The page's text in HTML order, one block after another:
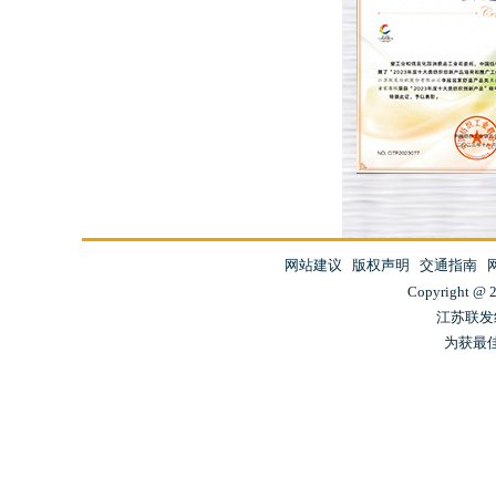
网站建议 版权声明 交通指南
Copyright @
江苏联
为获最